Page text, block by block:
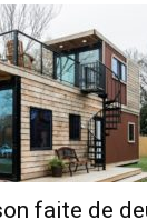
faite de